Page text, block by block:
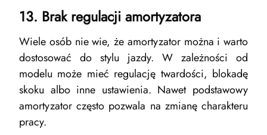
13. Brak regulacji amortyzatora
Wiele osób nie wie, że amortyzator można i warto
dostosować do stylu jazdy. W zależności od
modelu może mieć regulację twardości, blokadę
skoku albo inne ustawienia. Nawet podstawowy
amortyzator często pozwala na zmianę charakteru
pracy.